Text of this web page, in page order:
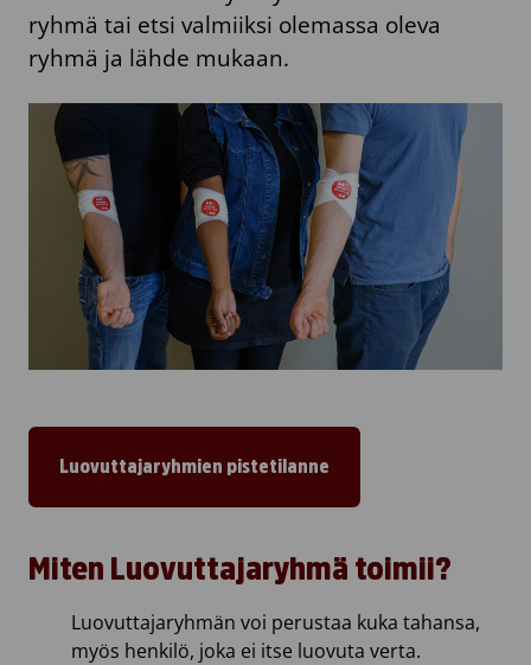
ryhmä tai etsi valmiiksi olemassa oleva
ryhmä ja lähde mukaan.
Luovuttajaryhmien pistetilanne
Miten Luovuttajaryhmä toimii?
Luovuttajaryhmän voi perustaa kuka tahansa,
myös henkilö, joka ei itse luovuta verta.